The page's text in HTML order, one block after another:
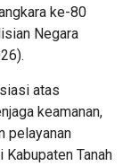
ke-80
Negara
atas
keamanan,
pelayanan
Tanah